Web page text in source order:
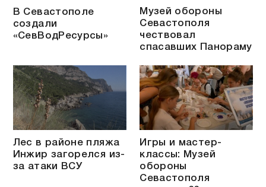
В Севастополе
создали
«СевВодРесурсы»
Музей обороны
Севастополя
чествовал
спасавших Панораму
Лес в районе пляжа
Инжир загорелся из-
за атаки ВСУ
Игры и мастер-
классы: Музей
обороны
Севастополя